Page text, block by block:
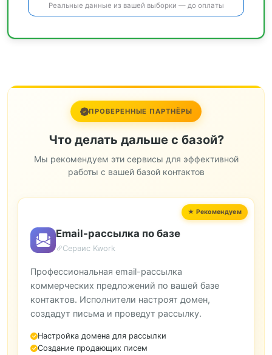
Реальные данные из вашей выборки — до оплаты
ПРОВЕРЕННЫЕ ПАРТНЁРЫ
Что делать дальше с базой?
Мы рекомендуем эти сервисы для эффективной
работы с вашей базой контактов
Email-рассылка по базе
Сервис Kwork
Профессиональная email-рассылка
коммерческих предложений по вашей базе
контактов. Исполнители настроят домен,
создадут письма и проведут рассылку.
Настройка домена для рассылки
Создание продающих писем